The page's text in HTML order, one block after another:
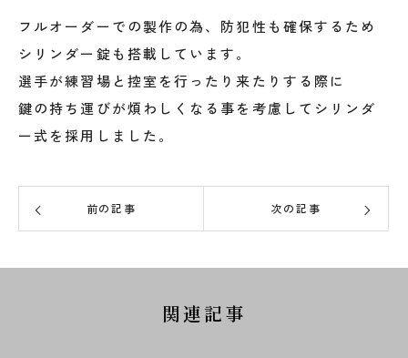
フルオーダーでの製作の為、防犯性も確保するため
シリンダー錠も搭載しています。
選手が練習場と控室を行ったり来たりする際に
鍵の持ち運びが煩わしくなる事を考慮してシリンダ
ー式を採用しました。
前の記事 次の記事
関連記事